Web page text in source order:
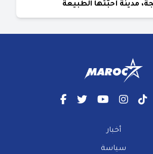
مدينةٌ أحبَّتها الطبيعة
أخبار
سياسة